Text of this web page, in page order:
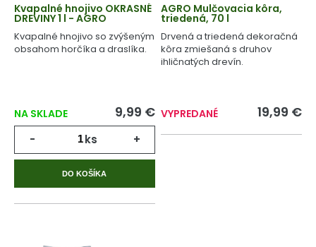
Kvapalné hnojivo OKRASNÉ
DREVINY 1 l - AGRO
Kvapalné hnojivo so zvýšeným
obsahom horčíka a draslíka.
NA SKLADE 9,99 €
- ks +
DO KOŠÍKA
AGRO Mulčovacia kôra,
triedená, 70 l
Drvená a triedená dekoračná
kôra zmiešaná s druhov
ihličnatých drevín.
VYPREDANÉ 19,99 €